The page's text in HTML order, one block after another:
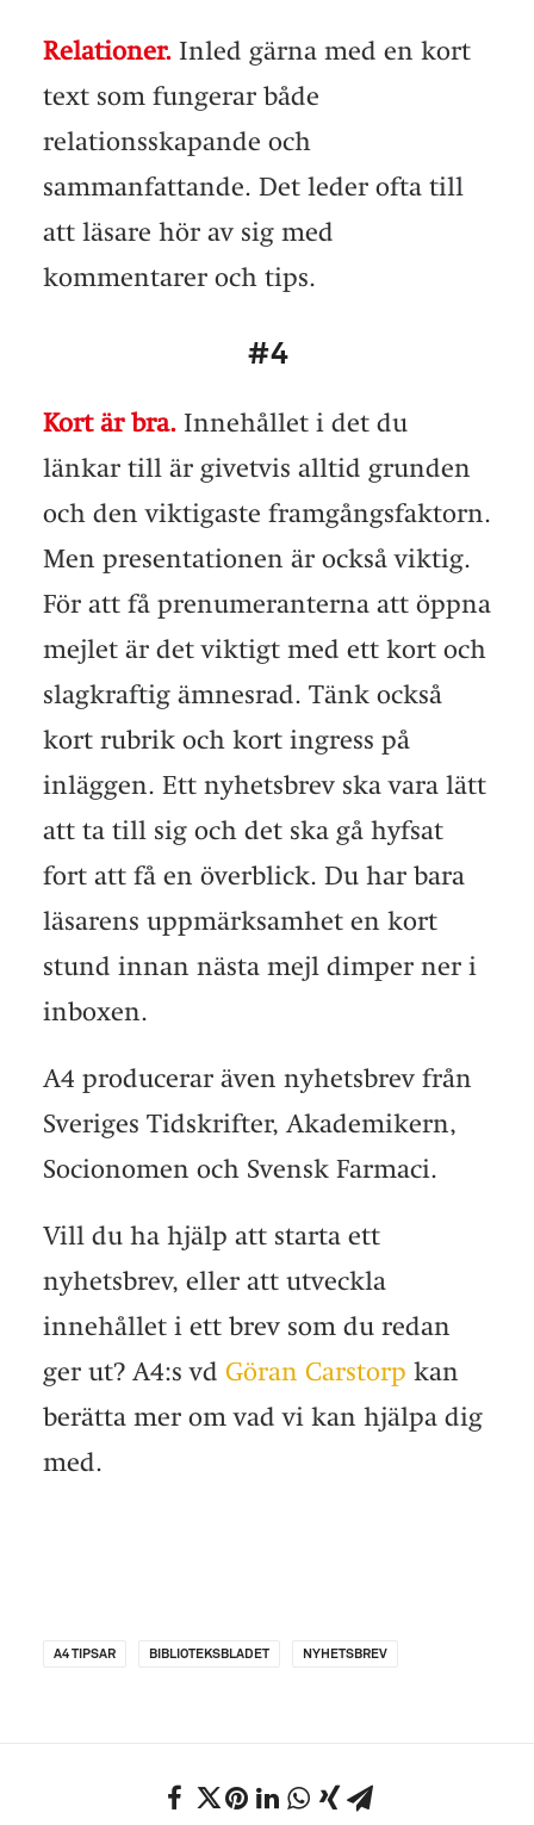
Relationer. Inled gärna med en kort
text som fungerar både
relationsskapande och
sammanfattande. Det leder ofta till
att läsare hör av sig med
kommentarer och tips.
#4
Kort är bra. Innehållet i det du
länkar till är givetvis alltid grunden
och den viktigaste framgångsfaktorn.
Men presentationen är också viktig.
För att få prenumeranterna att öppna
mejlet är det viktigt med ett kort och
slagkraftig ämnesrad. Tänk också
kort rubrik och kort ingress på
inläggen. Ett nyhetsbrev ska vara lätt
att ta till sig och det ska gå hyfsat
fort att få en överblick. Du har bara
läsarens uppmärksamhet en kort
stund innan nästa mejl dimper ner i
inboxen.
A4 producerar även nyhetsbrev från
Sveriges Tidskrifter, Akademikern,
Socionomen och Svensk Farmaci.
Vill du ha hjälp att starta ett
nyhetsbrev, eller att utveckla
innehållet i ett brev som du redan
ger ut? A4:s vd Göran Carstorp kan
berätta mer om vad vi kan hjälpa dig
med.
A4 TIPSAR BIBLIOTEKSBLADET NYHETSBREV